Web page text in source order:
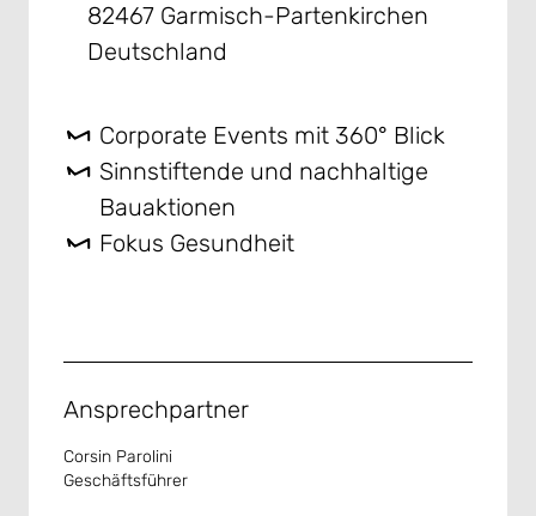
82467 Garmisch-Partenkirchen
Deutschland
Corporate Events mit 360° Blick
Sinnstiftende und nachhaltige
Bauaktionen
Fokus Gesundheit
Ansprechpartner
Corsin Parolini
Geschäftsführer